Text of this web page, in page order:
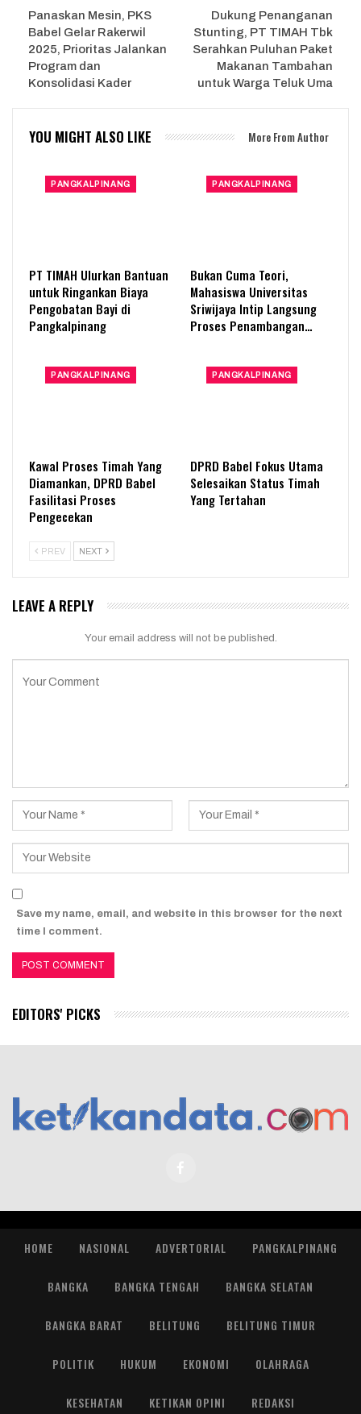
Panaskan Mesin, PKS
Babel Gelar Rakerwil
2025, Prioritas Jalankan
Program dan
Konsolidasi Kader
Dukung Penanganan
Stunting, PT TIMAH Tbk
Serahkan Puluhan Paket
Makanan Tambahan
untuk Warga Teluk Uma
YOU MIGHT ALSO LIKE More From Author
PANGKALPINANG
PT TIMAH Ulurkan Bantuan
untuk Ringankan Biaya
Pengobatan Bayi di
Pangkalpinang
PANGKALPINANG
Bukan Cuma Teori,
Mahasiswa Universitas
Sriwijaya Intip Langsung
Proses Penambangan…
PANGKALPINANG
Kawal Proses Timah Yang
Diamankan, DPRD Babel
Fasilitasi Proses
Pengecekan
PANGKALPINANG
DPRD Babel Fokus Utama
Selesaikan Status Timah
Yang Tertahan
PREV NEXT
LEAVE A REPLY
Your email address will not be published.
Save my name, email, and website in this browser for the next
time I comment.
EDITORS' PICKS
HOME NASIONAL ADVERTORIAL PANGKALPINANG
BANGKA BANGKA TENGAH BANGKA SELATAN
BANGKA BARAT BELITUNG BELITUNG TIMUR
POLITIK HUKUM EKONOMI OLAHRAGA
KESEHATAN KETIKAN OPINI REDAKSI